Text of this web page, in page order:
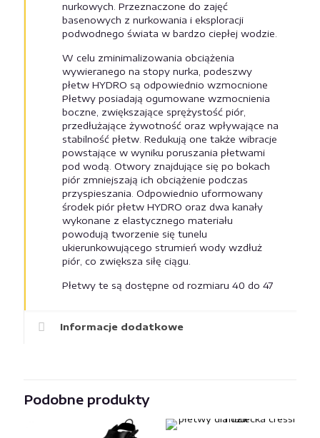
nurkowych. Przeznaczone do zajęć
basenowych z nurkowania i eksploracji
podwodnego świata w bardzo ciepłej wodzie.
W celu zminimalizowania obciążenia
wywieranego na stopy nurka, podeszwy
płetw HYDRO są odpowiednio wzmocnione
Płetwy posiadają ogumowane wzmocnienia
boczne, zwiększające sprężystość piór,
przedłużające żywotność oraz wpływające na
stabilność płetw. Redukują one także wibracje
powstające w wyniku poruszania płetwami
pod wodą. Otwory znajdujące się po bokach
piór zmniejszają ich obciążenie podczas
przyspieszania. Odpowiednio uformowany
środek piór płetw HYDRO oraz dwa kanały
wykonane z elastycznego materiału
powodują tworzenie się tunelu
ukierunkowującego strumień wody wzdłuż
piór, co zwiększa siłę ciągu.
Płetwy te są dostępne od rozmiaru 40 do 47
Informacje dodatkowe
Podobne produkty